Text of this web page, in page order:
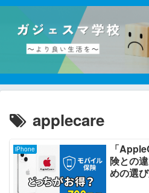
applecare
iPhone
「
険との
めの選